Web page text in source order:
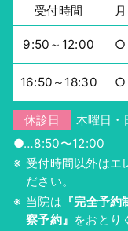
休診日
木曜日・
●…8:50〜12:00
受付時間以外はエ
ださい。
当院は 『完全予約
察予約』 をおとり
受付時間 月
9:50～12:00 ○
16:50～18:30 ○